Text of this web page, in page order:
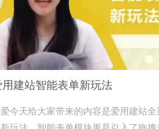
用建站智能表单新玩法
今天给大家带来的内容是爱用建站